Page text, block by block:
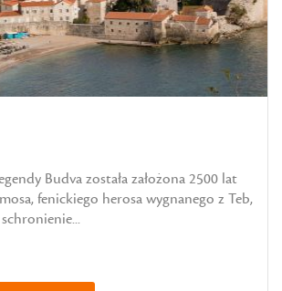
Budva została założona 2500 lat
fenickiego herosa wygnanego z Teb,